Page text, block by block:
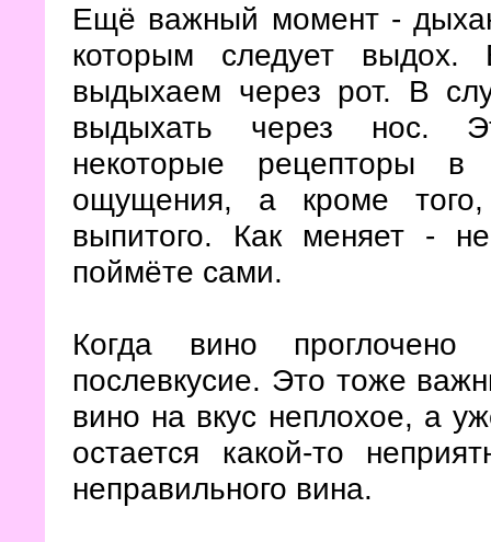
Ещё важный момент -
которым следует
выдыхаем через рот. В
выдыхать через нос.
некоторые рецепторы
ощущения, а кроме
выпитого. Как меняет -
поймёте сами.
Когда вино проглочено
послевкусие. Это тоже
вино на вкус неплохое, а
остается какой-то
неправильного вина.